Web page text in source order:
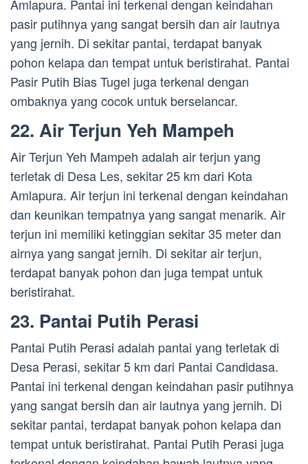
Amlapura. Pantai ini terkenal dengan keindahan
pasir putihnya yang sangat bersih dan air lautnya
yang jernih. Di sekitar pantai, terdapat banyak
pohon kelapa dan tempat untuk beristirahat. Pantai
Pasir Putih Bias Tugel juga terkenal dengan
ombaknya yang cocok untuk berselancar.
22. Air Terjun Yeh Mampeh
Air Terjun Yeh Mampeh adalah air terjun yang
terletak di Desa Les, sekitar 25 km dari Kota
Amlapura. Air terjun ini terkenal dengan keindahan
dan keunikan tempatnya yang sangat menarik. Air
terjun ini memiliki ketinggian sekitar 35 meter dan
airnya yang sangat jernih. Di sekitar air terjun,
terdapat banyak pohon dan juga tempat untuk
beristirahat.
23. Pantai Putih Perasi
Pantai Putih Perasi adalah pantai yang terletak di
Desa Perasi, sekitar 5 km dari Pantai Candidasa.
Pantai ini terkenal dengan keindahan pasir putihnya
yang sangat bersih dan air lautnya yang jernih. Di
sekitar pantai, terdapat banyak pohon kelapa dan
tempat untuk beristirahat. Pantai Putih Perasi juga